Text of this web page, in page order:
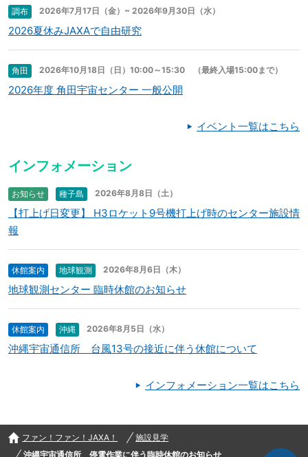
調布 2026年7月17日（金）~ 2026年9月30日（水）
2026夏休みJAXAで自由研究
角田 2026年10月18日（日）10:00～15:30 （最終入場15:00まで）
2026年度 角田宇宙センター 一般公開
イベント一覧はこちら
インフォメーション
お知らせ 種子島 2026年8月8日（土）
【打上げ日変更】 H3ロケット9号機打上げ時のセンター施設情
報
休館案内 地球観測 2026年8月6日（木）
地球観測センター 臨時休館のお知らせ
休館案内 沖縄 2026年8月5日（水）
沖縄宇宙通信所 台風13号の接近に伴う休館について
インフォメーション一覧はこちら
ファン！ファン！JAXA！
施設見学
沖縄宇宙通信所 停電作業に伴う臨時休館のお知らせ